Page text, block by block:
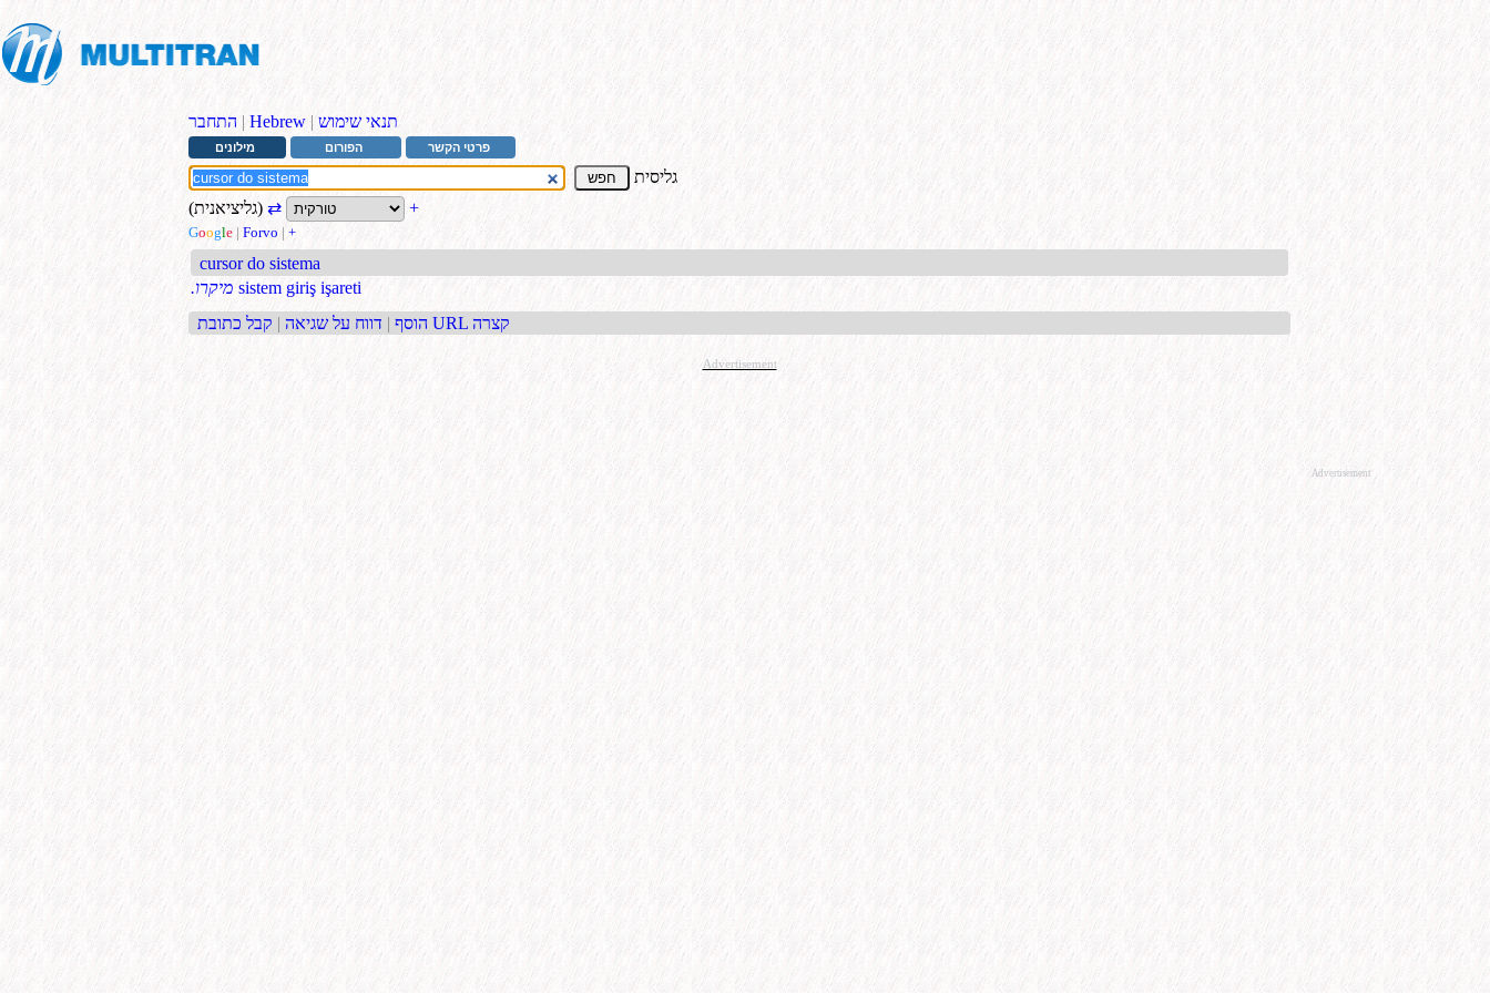
התחבר | Hebrew | תנאי שימוש
מילונים הפורום פרטי הקשר
גליסית
(גליציאנית) ⇄ +
Google | Forvo | +
cursor do sistema
.מיקרו sistem giriş işareti
הוסף | דווח על שגיאה | קבל כתובת URL קצרה
Advertisement
Advertisement